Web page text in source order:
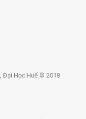
Đại Học Huế © 2018